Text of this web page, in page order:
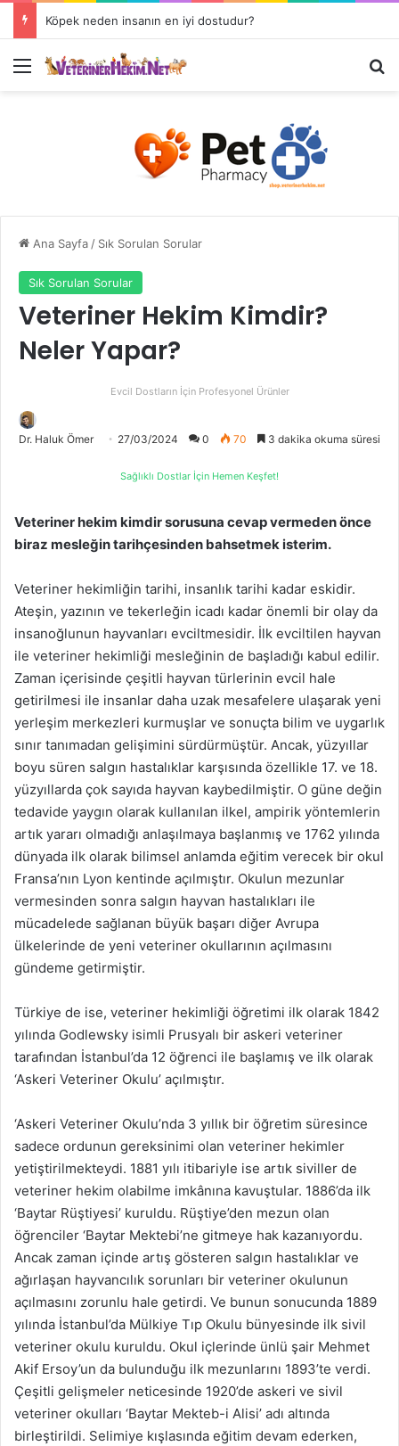
Köpek neden insanın en iyi dostudur?
Ana Sayfa/ Sık Sorulan Sorular
Sık Sorulan Sorular
Veteriner Hekim Kimdir?
Neler Yapar?
Evcil Dostların İçin Profesyonel Ürünler
Dr. Haluk Ömer 27/03/2024 0 70 3 dakika okuma süresi
Sağlıklı Dostlar İçin Hemen Keşfet!
Veteriner hekim kimdir sorusuna cevap vermeden önce
biraz mesleğin tarihçesinden bahsetmek isterim.
Veteriner hekimliğin tarihi, insanlık tarihi kadar eskidir.
Ateşin, yazının ve tekerleğin icadı kadar önemli bir olay da
insanoğlunun hayvanları evciltmesidir. İlk evciltilen hayvan
ile veteriner hekimliği mesleğinin de başladığı kabul edilir.
Zaman içerisinde çeşitli hayvan türlerinin evcil hale
getirilmesi ile insanlar daha uzak mesafelere ulaşarak yeni
yerleşim merkezleri kurmuşlar ve sonuçta bilim ve uygarlık
sınır tanımadan gelişimini sürdürmüştür. Ancak, yüzyıllar
boyu süren salgın hastalıklar karşısında özellikle 17. ve 18.
yüzyıllarda çok sayıda hayvan kaybedilmiştir. O güne değin
tedavide yaygın olarak kullanılan ilkel, ampirik yöntemlerin
artık yararı olmadığı anlaşılmaya başlanmış ve 1762 yılında
dünyada ilk olarak bilimsel anlamda eğitim verecek bir okul
Fransa’nın Lyon kentinde açılmıştır. Okulun mezunlar
vermesinden sonra salgın hayvan hastalıkları ile
mücadelede sağlanan büyük başarı diğer Avrupa
ülkelerinde de yeni veteriner okullarının açılmasını
gündeme getirmiştir.
Türkiye de ise, veteriner hekimliği öğretimi ilk olarak 1842
yılında Godlewsky isimli Prusyalı bir askeri veteriner
tarafından İstanbul’da 12 öğrenci ile başlamış ve ilk olarak
‘Askeri Veteriner Okulu’ açılmıştır.
‘Askeri Veteriner Okulu’nda 3 yıllık bir öğretim süresince
sadece ordunun gereksinimi olan veteriner hekimler
yetiştirilmekteydi. 1881 yılı itibariyle ise artık siviller de
veteriner hekim olabilme imkânına kavuştular. 1886’da ilk
‘Baytar Rüştiyesi’ kuruldu. Rüştiye’den mezun olan
öğrenciler ‘Baytar Mektebi’ne gitmeye hak kazanıyordu.
Ancak zaman içinde artış gösteren salgın hastalıklar ve
ağırlaşan hayvancılık sorunları bir veteriner okulunun
açılmasını zorunlu hale getirdi. Ve bunun sonucunda 1889
yılında İstanbul’da Mülkiye Tıp Okulu bünyesinde ilk sivil
veteriner okulu kuruldu. Okul içlerinde ünlü şair Mehmet
Akif Ersoy’un da bulunduğu ilk mezunlarını 1893’te verdi.
Çeşitli gelişmeler neticesinde 1920’de askeri ve sivil
veteriner okulları ‘Baytar Mekteb-i Alisi’ adı altında
birleştirildi. Selimiye kışlasında eğitim devam ederken,